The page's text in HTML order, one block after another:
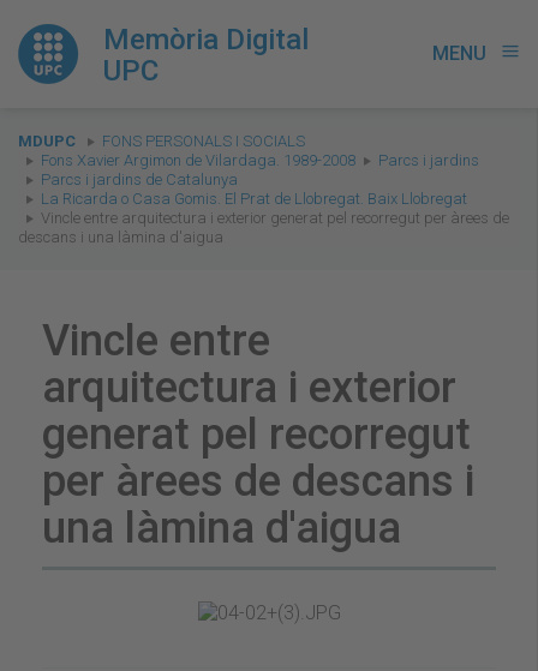
Memòria Digital
UPC
MENU menu
You
are
here:
MDUPC
FONS PERSONALS I SOCIALS
Fons Xavier Argimon de Vilardaga. 1989-2008
Parcs i jardins
Parcs i jardins de Catalunya
La Ricarda o Casa Gomis. El Prat de Llobregat. Baix Llobregat
Vincle entre arquitectura i exterior generat pel recorregut per àrees de
descans i una làmina d'aigua
Vincle entre
arquitectura i exterior
generat pel recorregut
per àrees de descans i
una làmina d'aigua